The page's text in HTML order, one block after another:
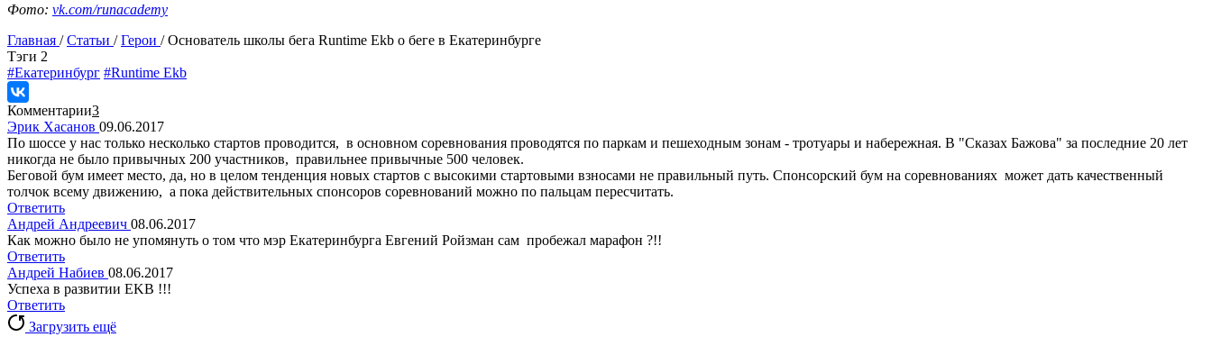
Фото: vk.com/runacademy
Главная /Статьи /Герои /Основатель школы бега Runtime Ekb о беге в Екатеринбурге
Tэги 2
#Екатеринбург #Runtime Ekb
Комментарии3
Эрик Хасанов 09.06.2017
По шоссе у нас только несколько стартов проводится, в основном соревнования проводятся по паркам и пешеходным зонам - тротуары и набережная. В "Сказах Бажова" за последние 20 лет
никогда не было привычных 200 участников, правильнее привычные 500 человек.
Беговой бум имеет место, да, но в целом тенденция новых стартов с высокими стартовыми взносами не правильный путь. Спонсорский бум на соревнованиях может дать качественный
толчок всему движению, а пока действительных спонсоров соревнований можно по пальцам пересчитать.
Ответить
Андрей Андреевич 08.06.2017
Как можно было не упомянуть о том что мэр Екатеринбурга Евгений Ройзман сам пробежал марафон ?!!
Ответить
Андрей Набиев 08.06.2017
Успеха в развитии EKB !!!
Ответить
Загрузить ещё